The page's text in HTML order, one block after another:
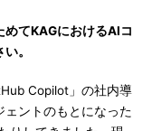
てKAGにおけるAIコ
。
Copilot」の社内導
ェントのもとになった